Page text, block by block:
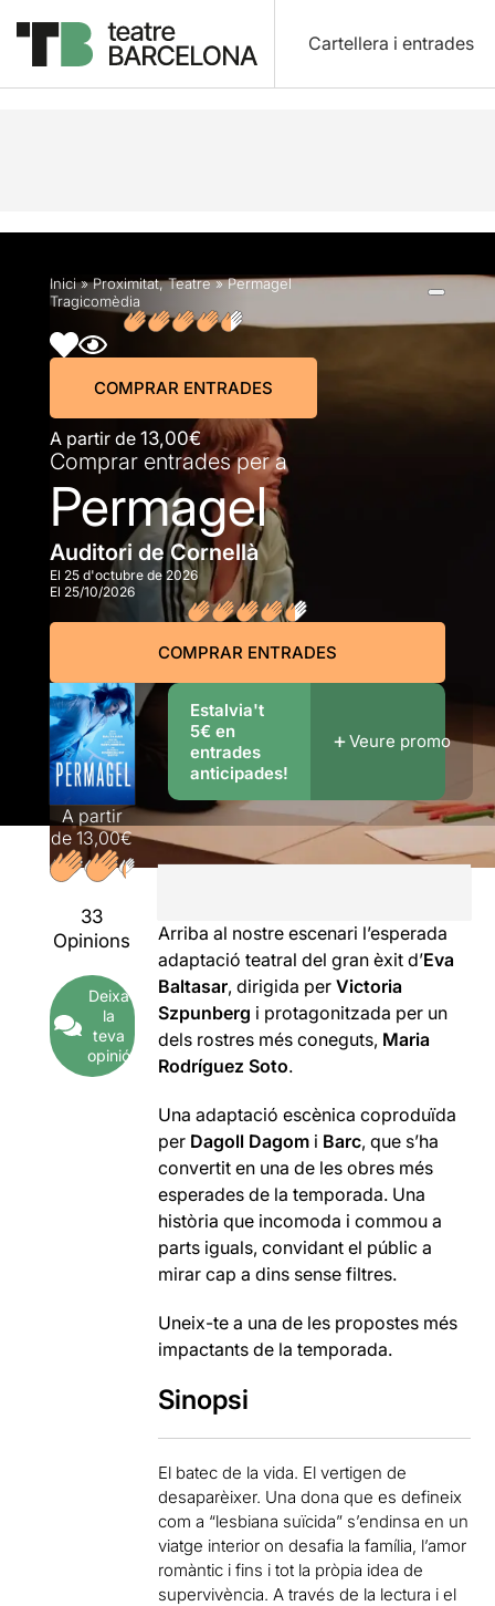
Cartellera i entrades
Descripció Horaris Fitxa artística Fotos i
Inici»Proximitat,Teatre»Permagel
Tragicomèdia
A partir de 13,00€
COMPRAR ENTRADES
Comprar entrades per a
Permagel
Auditori de Cornellà
El 25 d'octubre de 2026
El 25/10/2026
COMPRAR ENTRADES
A partir
de13,00€
33
Opinions
Deixa
la
teva
opinió
Estalvia't
5€ en
entrades
anticipades!
Veure promo
Arriba al nostre escenari l’esperada
adaptació teatral del gran èxit d’Eva
Baltasar, dirigida perVictoria
Szpunberg i protagonitzada per un
dels rostres més coneguts, Maria
Rodríguez Soto.
Una adaptació escènica coproduïda
per Dagoll Dagom i Barc, que s’ha
convertit en una de les obres més
esperades de la temporada. Una
història que incomoda i commou a
parts iguals, convidant el públic a
mirar cap a dins sense filtres.
Uneix-te a una de les propostes més
impactants de la temporada.
Sinopsi
El batec de la vida. El vertigen de
desaparèixer. Una dona que es defineix
com a “lesbiana suïcida” s’endinsa en un
viatge interior on desafia la família, l’amor
romàntic i fins i tot la pròpia idea de
supervivència. A través de la lectura i el